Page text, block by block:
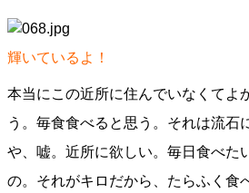
輝いているよ！
本当にこの近所に住んでいなくてよ
う。毎食食べると思う。それは流石
や、嘘。近所に欲しい。毎日食べた
の。それがキロだから、たらふく食